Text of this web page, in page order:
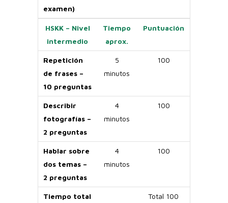
examen)
HSKK – Nivel
intermedio
Tiempo
aprox.
Puntuación
Repetición
de frases –
10 preguntas
5
minutos
100
Describir
fotografías –
2 preguntas
4
minutos
100
Hablar sobre
dos temas –
2 preguntas
4
minutos
100
Tiempo total Total 100